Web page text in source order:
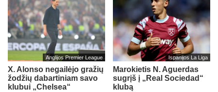
Anglijos Premier League
X. Alonso negailėjo gražių
žodžių dabartiniam savo
klubui „Chelsea“
Ispanijos La Liga
Marokietis N. Aguerdas
sugrįš į „Real Sociedad“
klubą